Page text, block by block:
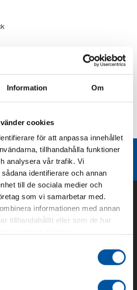
Information Om
cookies
för att anpassa innehållet
tillhandahålla funktioner
analysera vår trafik. Vi
identifierare och annan
till de sociala medier och
som vi samarbetar med.
informationen med annan
tillhandahållit eller som de har